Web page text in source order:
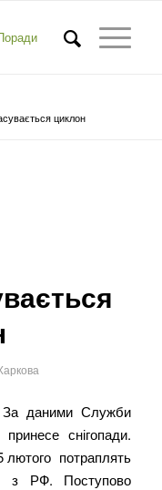
циклон
За даними Служби
снігопади.
лютого потраплять
з РФ. Поступово